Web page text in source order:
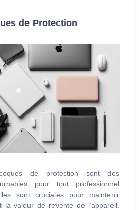
de Protection
de protection sont des
pour tout professionnel
sont cruciales pour maintenir
la valeur de revente de l’appareil.